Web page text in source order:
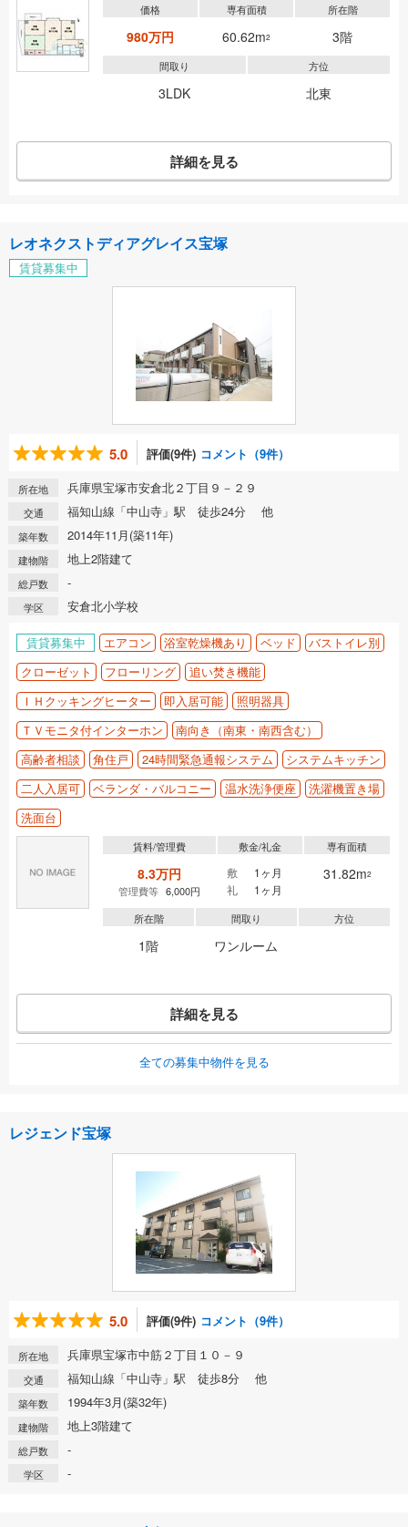
価格
980万円
専有面積
60.62m2
所在階
3階
間取り
3LDK
方位
北東
詳細を見る
レオネクストディアグレイス宝塚
賃貸募集中
5.0 評価(9件) コメント（9件）
所在地 兵庫県宝塚市安倉北２丁目９－２９
交通 福知山線「中山寺」駅 徒歩24分 他
築年数 2014年11月(築11年)
建物階 地上2階建て
総戸数 -
学区 安倉北小学校
賃貸募集中 エアコン 浴室乾燥機あり ベッド
バストイレ別
クローゼット
フローリング
追い焚き機能
ＩＨクッキングヒーター
即入居可能
照明器具
ＴＶモニタ付インターホン
南向き（南東・南西含む）
高齢者相談
角住戸 24時間緊急通報システム
システムキッチン
二人入居可
ベランダ・バルコニー 温水洗浄便座
洗濯機置き場
洗面台
賃料/管理費
8.3万円
管理費等 6,000円
敷金/礼金
敷
1ヶ月
礼
1ヶ月
専有面積
31.82m2
所在階
1階
間取り
ワンルーム
方位
詳細を見る
全ての募集中物件を見る
レジェンド宝塚
5.0 評価(9件) コメント（9件）
所在地 兵庫県宝塚市中筋２丁目１０－９
交通 福知山線「中山寺」駅 徒歩8分 他
築年数 1994年3月(築32年)
建物階 地上3階建て
総戸数 -
学区 -